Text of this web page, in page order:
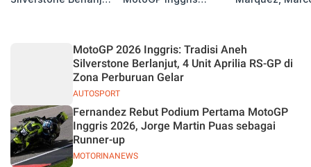
AUTOSPORT
MotoGP 2026 Inggris: Tradisi Aneh
Silverstone Berlanjut, 4 Unit Aprilia RS-GP di
Zona Perburuan Gelar
MOTORINANEWS
Fernandez Rebut Podium Pertama MotoGP
Inggris 2026, Jorge Martin Puas sebagai
Runner-up